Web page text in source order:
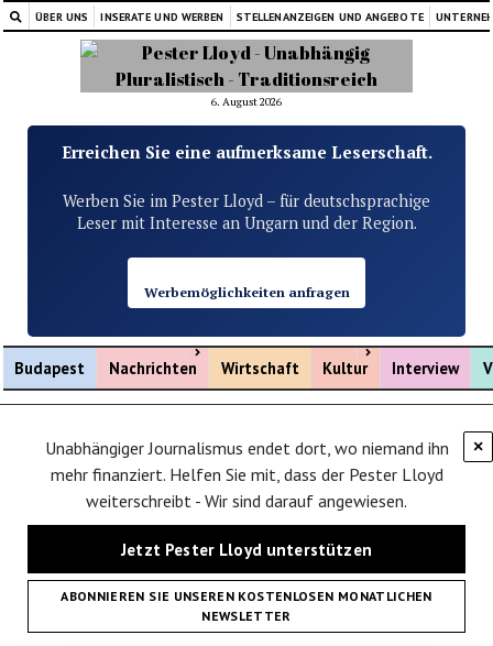
ÜBER UNS INSERATE UND WERBEN STELLENANZEIGEN UND ANGEBOTE
6. August 2026
Erreichen Sie eine aufmerksame Leserschaft.
Werben Sie im Pester Lloyd – für deutschsprachige
Leser mit Interesse an Ungarn und der Region.
Werbemöglichkeiten anfragen
Budapest Nachrichten
Menü öffnen
Wirtschaft Kultur
Menü öffnen
Interview
×
Unabhängiger Journalismus endet dort, wo niemand ihn
mehr finanziert. Helfen Sie mit, dass der Pester Lloyd
weiterschreibt - Wir sind darauf angewiesen.
Jetzt Pester Lloyd unterstützen
ABONNIEREN SIE UNSEREN KOSTENLOSEN MONATLICHEN
NEWSLETTER